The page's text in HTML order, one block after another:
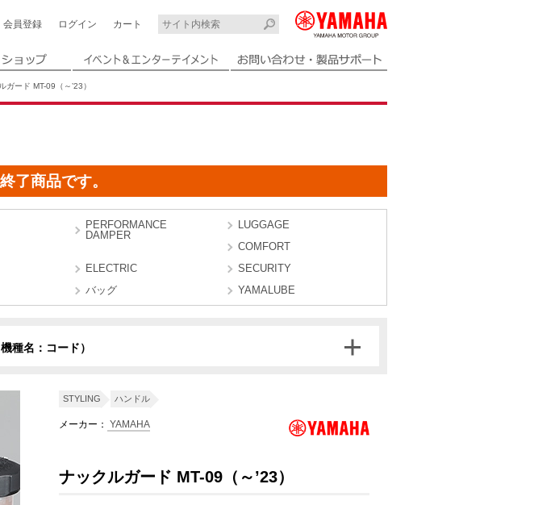
会員登録 ログイン カート
ガード MT-09（～’23）
了商品です。
PERFORMANCE
DAMPER
LUGGAGE
COMFORT
ELECTRIC
SECURITY
バッグ YAMALUBE
機種名：コード）
STYLING ハンドル
メーカー： YAMAHA
ナックルガード MT-09（～’23）